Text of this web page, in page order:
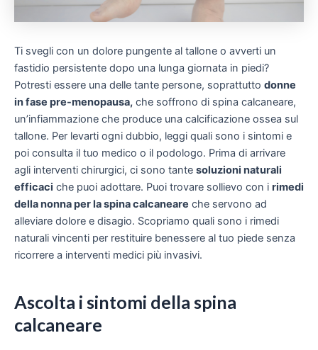
Ti svegli con un dolore pungente al tallone o avverti un
fastidio persistente dopo una lunga giornata in piedi?
Potresti essere una delle tante persone, soprattutto donne
in fase pre-menopausa, che soffrono di spina calcaneare,
un’infiammazione che produce una calcificazione ossea sul
tallone. Per levarti ogni dubbio, leggi quali sono i sintomi e
poi consulta il tuo medico o il podologo. Prima di arrivare
agli interventi chirurgici, ci sono tante soluzioni naturali
efficaci che puoi adottare. Puoi trovare sollievo con i rimedi
della nonna per la spina calcaneare che servono ad
alleviare dolore e disagio. Scopriamo quali sono i rimedi
naturali vincenti per restituire benessere al tuo piede senza
ricorrere a interventi medici più invasivi.
Ascolta i sintomi della spina
calcaneare